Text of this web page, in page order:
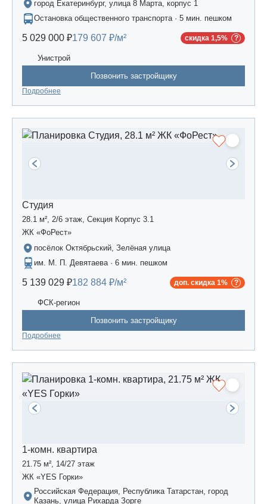
город Екатеринбург, улица 8 Марта, корпус 1
Остановка общественного транспорта · 5 мин. пешком
5 029 000 ₽179 607 ₽/м² скидка 1,5%
Унистрой
Позвонить застройщику
Подробнее
Студия
28.1 м², 2/6 этаж, Секция Корпус 3.1
ЖК «ФоРест»
посёлок Октябрьский, Зелёная улица
им. М. П. Девятаева · 6 мин. пешком
5 139 029 ₽182 884 ₽/м² доп. скидка 1%
ФСК-регион
Позвонить застройщику
Подробнее
1-комн. квартира
21.75 м², 14/27 этаж
ЖК «YES Горки»
Российская Федерация, Республика Татарстан, город
Казань, улица Рихарда Зорге